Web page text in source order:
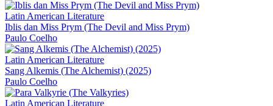
Latin American Literature
Iblis dan Miss Prym (The Devil and Miss Prym)
Paulo Coelho
Latin American Literature
Sang Alkemis (The Alchemist) (2025)
Paulo Coelho
Latin American Literature